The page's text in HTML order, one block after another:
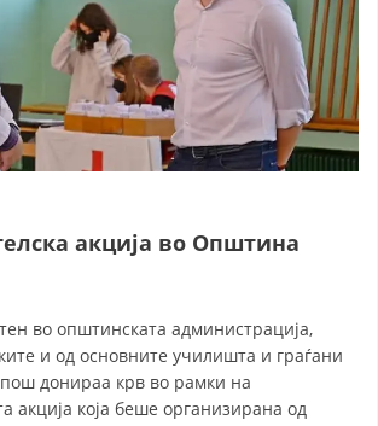
ДЕЈСТВУВАЊЕ
акција во Општина
во општинската администрација,
и од основните училишта и граѓани
донираа крв во рамки на
акција која беше организирана од